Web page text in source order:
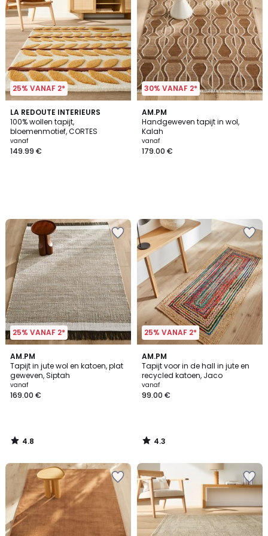
25% VANAF 2*
LA REDOUTE INTERIEURS
100% wollen tapijt,
bloemenmotief, CORTES
vanaf
149.99 €
30% VANAF 2*
AM.PM
Handgeweven tapijt in wol,
Kalah
vanaf
179.00 €
25% VANAF 2*
AM.PM
Tapijt in jute wol en katoen, plat
geweven, Siptah
vanaf
169.00 €
4.8
/ 5
4.8
/
25% VANAF 2*
AM.PM
Tapijt voor in de hall in jute en
recycled katoen, Jaco
vanaf
99.00 €
4.3
/ 5
4.3
/